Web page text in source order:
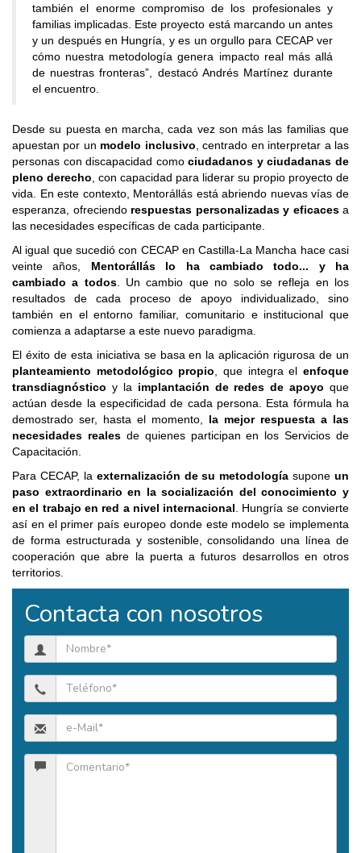
también el enorme compromiso de los profesionales y
familias implicadas. Este proyecto está marcando un antes
y un después en Hungría, y es un orgullo para CECAP ver
cómo nuestra metodología genera impacto real más allá
de nuestras fronteras”, destacó Andrés Martínez durante
el encuentro.
Desde su puesta en marcha, cada vez son más las familias que
apuestan por un modelo inclusivo , centrado en interpretar a las
personas con discapacidad comociudadanos y ciudadanas de
pleno derecho , con capacidad para liderar su propio proyecto de
vida. En este contexto, Mentorállás está abriendo nuevas vías de
esperanza, ofreciendo respuestas personalizadas y eficacesa
las necesidades específicas de cada participante.
Al igual que sucedió con CECAP en Castilla-La Mancha hace casi
veinte años, Mentorállás lo ha cambiado todo... y ha
cambiado a todos. Un cambio que no solo se refleja en los
resultados de cada proceso de apoyo individualizado, sino
también en el entorno familiar, comunitario e institucional que
comienza a adaptarse a este nuevo paradigma.
El éxito de esta iniciativa se basa en la aplicación rigurosa de un
planteamiento metodológico propio , que integra elenfoque
transdiagnóstico y la implantación de redes de apoyo que
actúan desde la especificidad de cada persona. Esta fórmula ha
demostrado ser, hasta el momento, la mejor respuesta a las
necesidades realesde quienes participan en los Servicios de
Capacitación.
Para CECAP, la externalización de su metodología supone un
paso extraordinario en la socialización del conocimiento y
en el trabajo en red a nivel internacional . Hungría se convierte
así en el primer país europeo donde este modelo se implementa
de forma estructurada y sostenible, consolidando una línea de
cooperación que abre la puerta a futuros desarrollos en otros
territorios.
Contacta con nosotros